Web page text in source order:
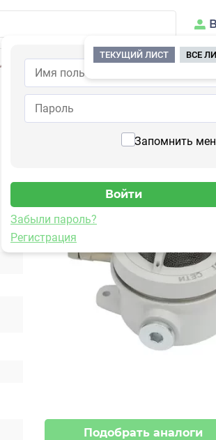
Запомнить
Забыли пароль?
Регистрация
ТЕКУЩИЙ ЛИСТ
ВСЕ
Подобрать аналоги